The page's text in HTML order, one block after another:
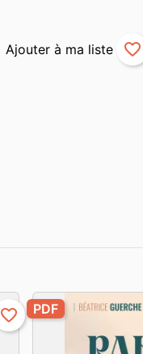
favorite_border
favorite_border PDF